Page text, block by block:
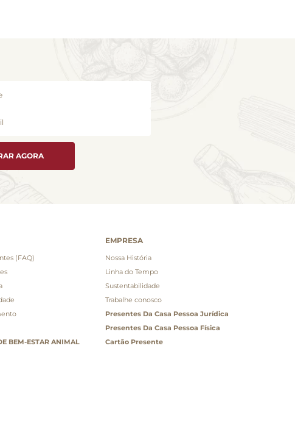
AGORA
(FAQ)
BEM-ESTAR ANIMAL
EMPRESA
Nossa História
Linha do Tempo
Sustentabilidade
Trabalhe conosco
Presentes Da Casa Pessoa Jurídica
Presentes Da Casa Pessoa Física
Cartão Presente